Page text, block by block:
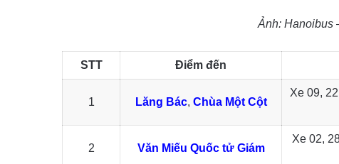
Ảnh: Hanoibus
STT Điểm đến
1 Lăng Bác, Chùa Một Cột
Xe 09,
2 Văn Miếu Quốc tử Giám
Xe 02,